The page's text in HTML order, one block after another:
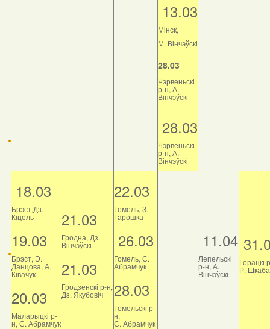
13.03
Мінск,
М. Вінчэўскі
28.03
Чэрвеньскі
р-н, А.
Вінчэўскі
28.03
Чэрвеньскі
р-н, А.
Вінчэўскі
18.03
Брэст,Дз.
Кіцель
19.03
Брэст, Э.
Данцова, А.
Ківачук
20.03
Маларыцкі р-
н, С. Абрамчук
21.03
Гродна, Дз.
Вінчэўскі
21.03
Гродзенскі р-н,
Дз. Якубовіч
22.03
Гомель, З.
Гарошка
26.03
Гомель, С.
Абрамчук
28.03
Гомельскі р-
н,
С. Абрамчук
11.04
Лепельскі
р-н, А.
Вінчэўскі
Горацкі
Р.